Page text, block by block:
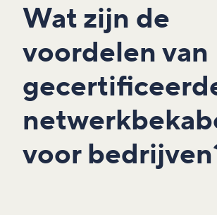
Wat zijn de
voordelen van
voor